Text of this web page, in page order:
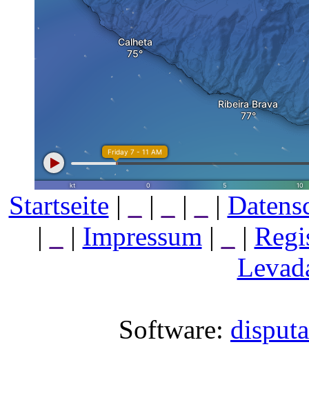
Startseite | | | |
|
| Impressum | |
Software: